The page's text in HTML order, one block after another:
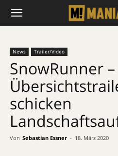
News Trailer/Video
SnowRunner –
schicken
Von Sebastian Essner - 18. März 2020